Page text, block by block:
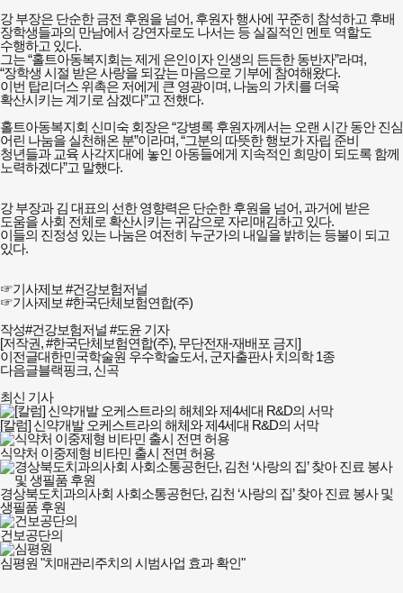
강 부장은 단순한 금전 후원을 넘어, 후원자 행사에 꾸준히 참석하고 후배
장학생들과의 만남에서 강연자로도 나서는 등 실질적인 멘토 역할도
수행하고 있다.
그는 “홀트아동복지회는 제게 은인이자 인생의 든든한 동반자”라며,
“장학생 시절 받은 사랑을 되갚는 마음으로 기부에 참여해왔다.
이번 탑리더스 위촉은 저에게 큰 영광이며, 나눔의 가치를 더욱
확산시키는 계기로 삼겠다”고 전했다.
홀트아동복지회 신미숙 회장은 “강병록 후원자께서는 오랜 시간 동안 진심
어린 나눔을 실천해온 분”이라며, “그분의 따뜻한 행보가 자립 준비
청년들과 교육 사각지대에 놓인 아동들에게 지속적인 희망이 되도록 함께
노력하겠다”고 말했다.
강 부장과 김 대표의 선한 영향력은 단순한 후원을 넘어, 과거에 받은
도움을 사회 전체로 확산시키는 귀감으로 자리매김하고 있다.
이들의 진정성 있는 나눔은 여전히 누군가의 내일을 밝히는 등불이 되고
있다.
☞기사제보 #건강보험저널
☞기사제보 #한국단체보험연합(주)
작성#건강보험저널 #도윤 기자
[저작권, #한국단체보험연합(주), 무단전재-재배포 금지]
이전글대한민국학술원 우수학술도서, 군자출판사 치의학 1종
다음글블랙핑크, 신곡
최신 기사
[칼럼] 신약개발 오케스트라의 해체와 제4세대 R&D의 서막
식약처 이중제형 비타민 출시 전면 허용
경상북도치과의사회 사회소통공헌단, 김천 ‘사랑의 집’ 찾아 진료 봉사 및
생필품 후원
건보공단의
심평원 "치매관리주치의 시범사업 효과 확인"